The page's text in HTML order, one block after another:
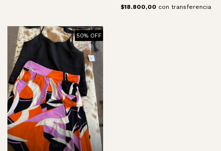
$18.800,00 con transferencia
50% OFF